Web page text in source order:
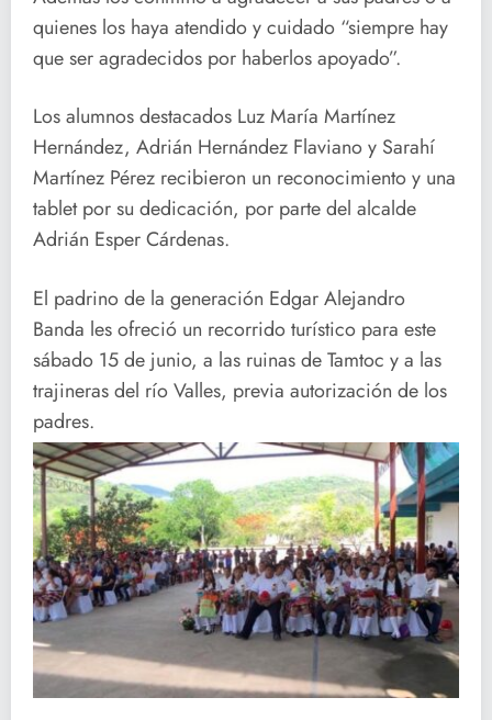
quienes los haya atendido y cuidado “siempre hay
que ser agradecidos por haberlos apoyado”.
Los alumnos destacados Luz María Martínez
Hernández, Adrián Hernández Flaviano y Sarahí
Martínez Pérez recibieron un reconocimiento y una
tablet por su dedicación, por parte del alcalde
Adrián Esper Cárdenas.
El padrino de la generación Edgar Alejandro
Banda les ofreció un recorrido turístico para este
sábado 15 de junio, a las ruinas de Tamtoc y a las
trajineras del río Valles, previa autorización de los
padres.